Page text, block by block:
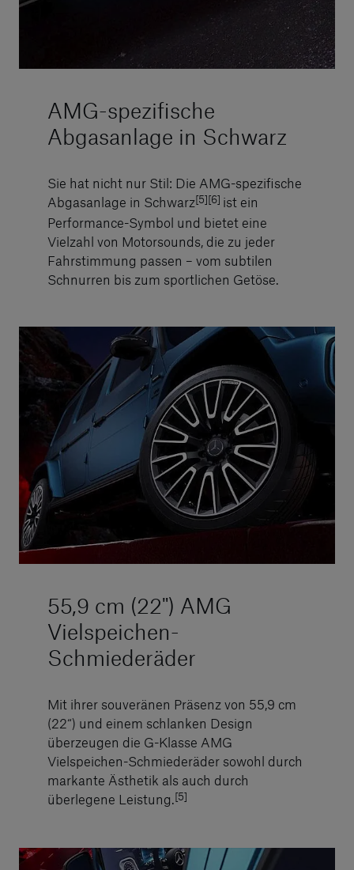
AMG-spezifische
Abgasanlage in Schwarz
Sie hat nicht nur Stil: Die AMG-spezifische
Abgasanlage in Schwarz[5][6] ist ein
Performance-Symbol und bietet eine
Vielzahl von Motorsounds, die zu jeder
Fahrstimmung passen – vom subtilen
Schnurren bis zum sportlichen Getöse.
55,9 cm (22") AMG
Vielspeichen-
Schmiederäder
Mit ihrer souveränen Präsenz von 55,9 cm
(22“) und einem schlanken Design
überzeugen die G-Klasse AMG
Vielspeichen-Schmiederäder sowohl durch
markante Ästhetik als auch durch
überlegene Leistung.[5]